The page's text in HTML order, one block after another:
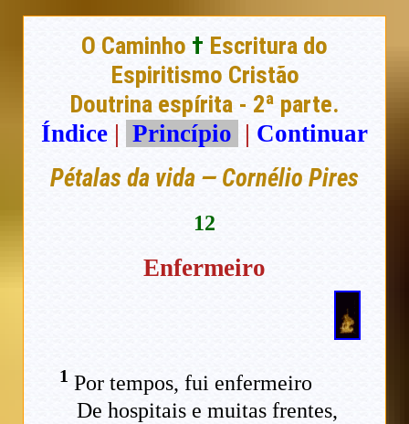
O Caminho † Escritura do
Espiritismo Cristão
Doutrina espírita - 2ª parte.
Índice | Princípio | Continuar
Pétalas da vida — Cornélio Pires
12
Enfermeiro
1 Por tempos, fui enfermeiro
De hospitais e muitas frentes,